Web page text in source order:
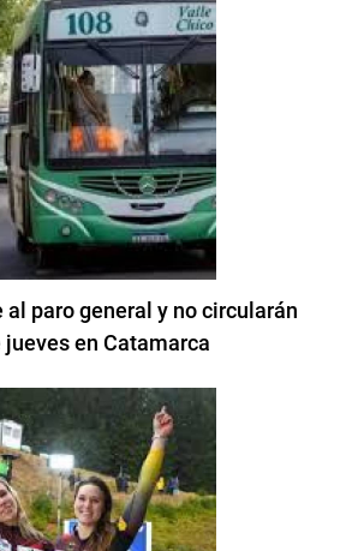
al paro general y no circularán
en Catamarca